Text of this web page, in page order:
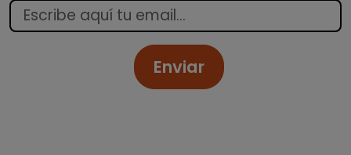
Enviar